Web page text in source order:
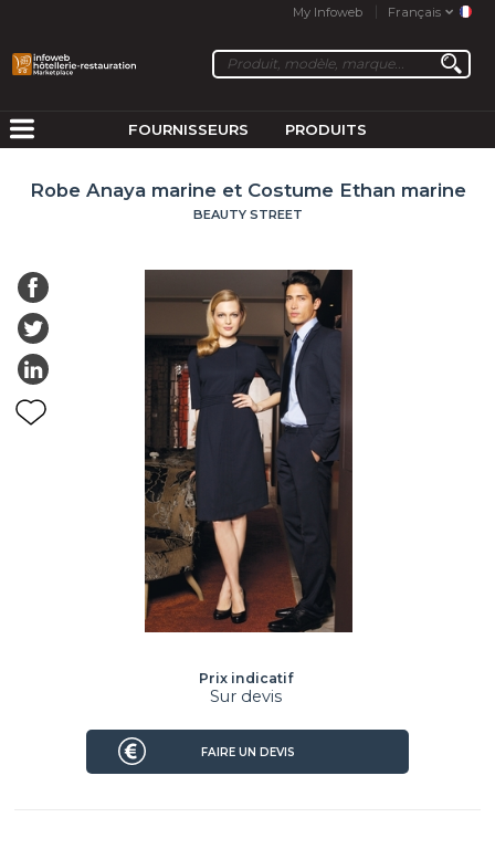
My Infoweb Français
FOURNISSEURS PRODUITS
Robe Anaya marine et Costume Ethan marine
BEAUTY STREET
Prix indicatif
Sur devis
FAIRE UN DEVIS